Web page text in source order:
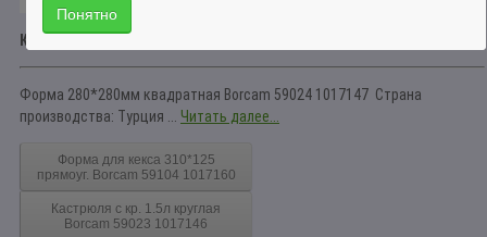
Краткое описание
Форма 280*280мм квадратная Borcam 59024 1017147 Страна
производства: Турция ... Читать далее...
Форма для кекса 310*125
прямоуг. Borcam 59104 1017160
Кастрюля с кр. 1.5л круглая
Borcam 59023 1017146
Понятно